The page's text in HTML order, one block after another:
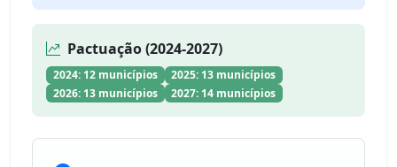
Pactuação (2024-2027)
2024: 12 municípios
2025: 13 municípios
2026: 13 municípios
2027: 14 municípios